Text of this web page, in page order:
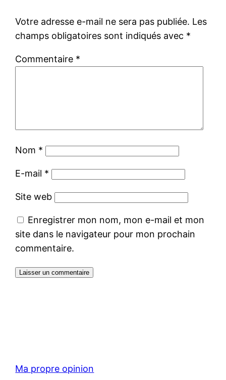
Votre adresse e-mail ne sera pas publiée. Les
champs obligatoires sont indiqués avec *
Commentaire *
Nom *
E-mail *
Site web
Enregistrer mon nom, mon e-mail et mon
site dans le navigateur pour mon prochain
commentaire.
Ma propre opinion